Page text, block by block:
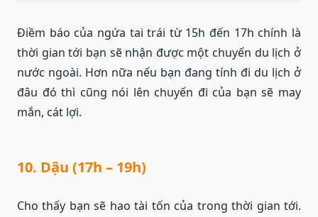
Điềm báo của ngứa tai trái từ 15h đến 17h chính là
thời gian tới bạn sẽ nhận được một chuyến du lịch ở
nước ngoài. Hơn nữa nếu bạn đang tính đi du lịch ở
đâu đó thì cũng nói lên chuyến đi của bạn sẽ may
mắn, cát lợi.
10. Dậu (17h – 19h)
Cho thấy bạn sẽ hao tài tốn của trong thời gian tới.